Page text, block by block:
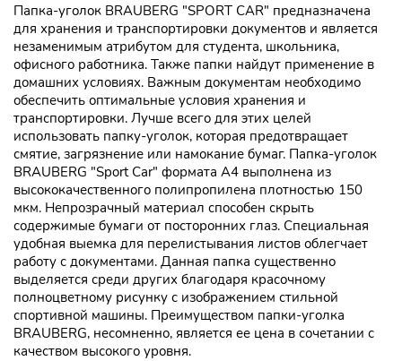
Папка-уголок BRAUBERG "SPORT CAR" предназначена
для хранения и транспортировки документов и является
незаменимым атрибутом для студента, школьника,
офисного работника. Также папки найдут применение в
домашних условиях. Важным документам необходимо
обеспечить оптимальные условия хранения и
транспортировки. Лучше всего для этих целей
использовать папку-уголок, которая предотвращает
смятие, загрязнение или намокание бумаг. Папка-уголок
BRAUBERG "Sport Car" формата А4 выполнена из
высококачественного полипропилена плотностью 150
мкм. Непрозрачный материал способен скрыть
содержимые бумаги от посторонних глаз. Специальная
удобная выемка для перелистывания листов облегчает
работу с документами. Данная папка существенно
выделяется среди других благодаря красочному
полноцветному рисунку с изображением стильной
спортивной машины. Преимуществом папки-уголка
BRAUBERG, несомненно, является ее цена в сочетании с
качеством высокого уровня.